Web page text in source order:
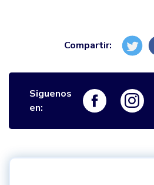
Siguenos
en:
Logo